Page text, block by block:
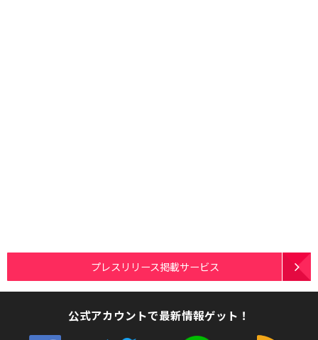
プレスリリース掲載サービス
公式アカウントで最新情報ゲット！